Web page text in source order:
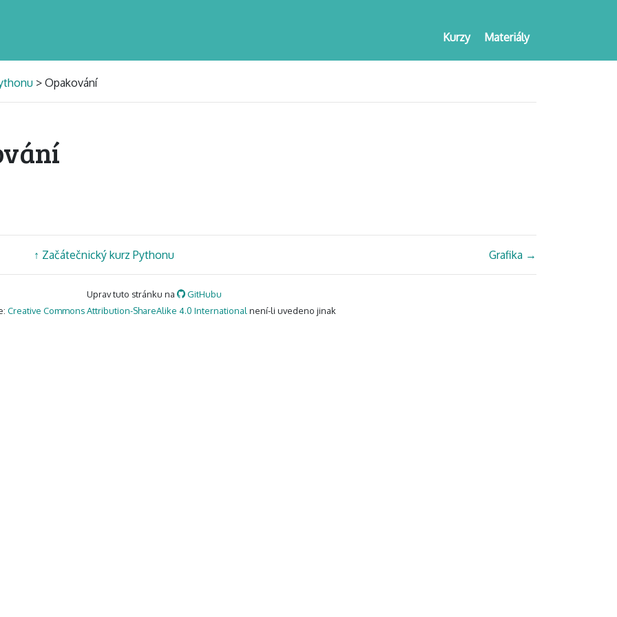
Materiály
Kurzy
> Opakování
↑ Začátečnický kurz Pythonu Grafika →
Uprav tuto stránku na
GitHubu
Creative Commons Attribution-ShareAlike 4.0 International není-li uvedeno jinak